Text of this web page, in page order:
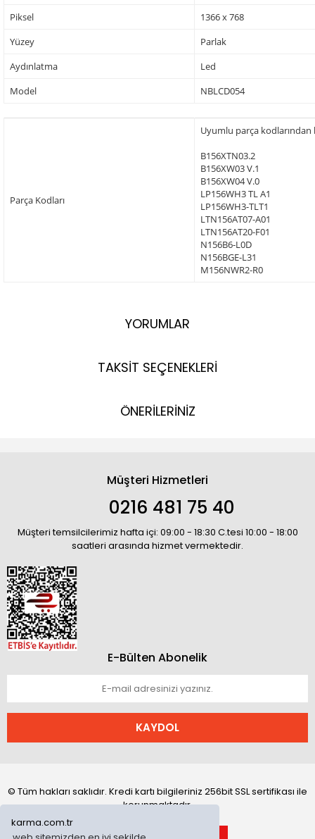
karma.com.tr
Piksel
1366 x 768
Yüzey
Parlak
Aydınlatma
Led
Model
NBLCD054
Parça Kodları
Uyumlu parça kodlarından
B156XTN03.2
B156XW03 V.1
B156XW04 V.0
LP156WH3 TL A1
LP156WH3-TLT1
LTN156AT07-A01
LTN156AT20-F01
N156B6-L0D
N156BGE-L31
M156NWR2-R0
YORUMLAR
TAKSİT SEÇENEKLERİ
ÖNERİLERİNİZ
Müşteri Hizmetleri
0216 481 75 40
Müşteri temsilcilerimiz hafta içi: 09:00 - 18:30 C.tesi 10:00 - 18:00
saatleri arasında hizmet vermektedir.
E-Bülten Abonelik
KAYDOL
© Tüm hakları saklıdır. Kredi kartı bilgileriniz 256bit SSL sertifikası ile
korunmaktadır.